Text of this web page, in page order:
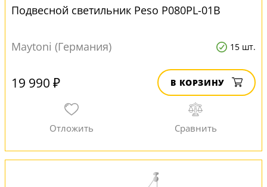
Подвесной светильник Peso P080PL-01B
Maytoni (Германия) 15 шт.
19 990 ₽ В КОРЗИНУ